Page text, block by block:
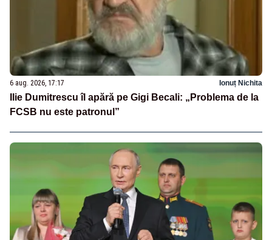
6 aug. 2026, 17:17 Ionuț Nichita
Ilie Dumitrescu îl apără pe Gigi Becali: „Problema de la
FCSB nu este patronul”